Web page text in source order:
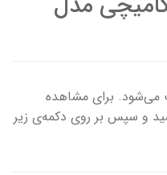
می‌شود. برای مشاهده
و سپس بر روی دکمه‌ی زیر